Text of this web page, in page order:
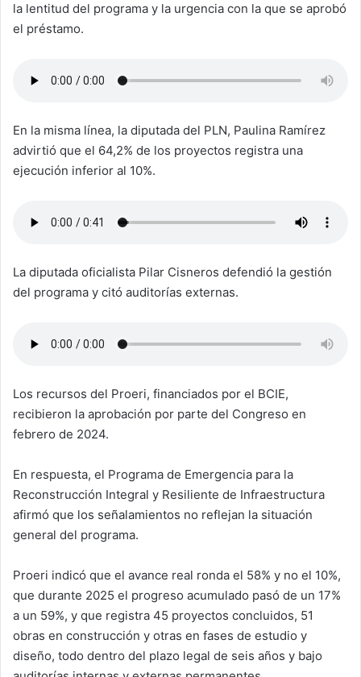
la lentitud del programa y la urgencia con la que se aprobó
el préstamo.
En la misma línea, la diputada del PLN, Paulina Ramírez
advirtió que el 64,2% de los proyectos registra una
ejecución inferior al 10%.
La diputada oficialista Pilar Cisneros defendió la gestión
del programa y citó auditorías externas.
Los recursos del Proeri, financiados por el BCIE,
recibieron la aprobación por parte del Congreso en
febrero de 2024.
En respuesta, el Programa de Emergencia para la
Reconstrucción Integral y Resiliente de Infraestructura
afirmó que los señalamientos no reflejan la situación
general del programa.
Proeri indicó que el avance real ronda el 58% y no el 10%,
que durante 2025 el progreso acumulado pasó de un 17%
a un 59%, y que registra 45 proyectos concluidos, 51
obras en construcción y otras en fases de estudio y
diseño, todo dentro del plazo legal de seis años y bajo